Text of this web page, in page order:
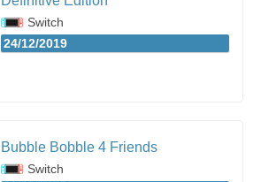
Switch
24/12/2019
Bubble Bobble 4 Friends
Switch